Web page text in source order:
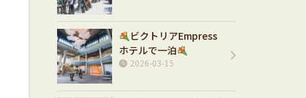
ビクトリアEmpress
ホテルで一泊
2026-03-15